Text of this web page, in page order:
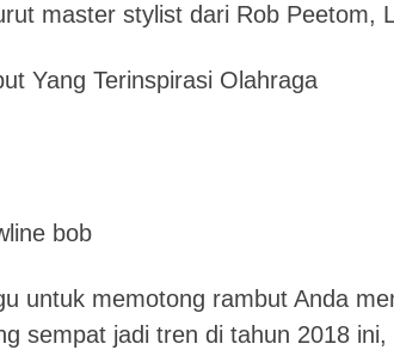
master stylist dari Rob Peetom,
Yang Terinspirasi Olahraga
bob
untuk memotong rambut Anda
sempat jadi tren di tahun 2018